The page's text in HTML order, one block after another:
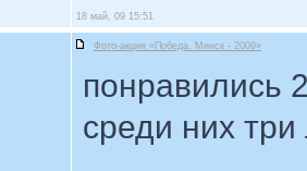
18 май, 09 15:51
Фото-акция «Победа. Минск - 2009»
понравились
среди них